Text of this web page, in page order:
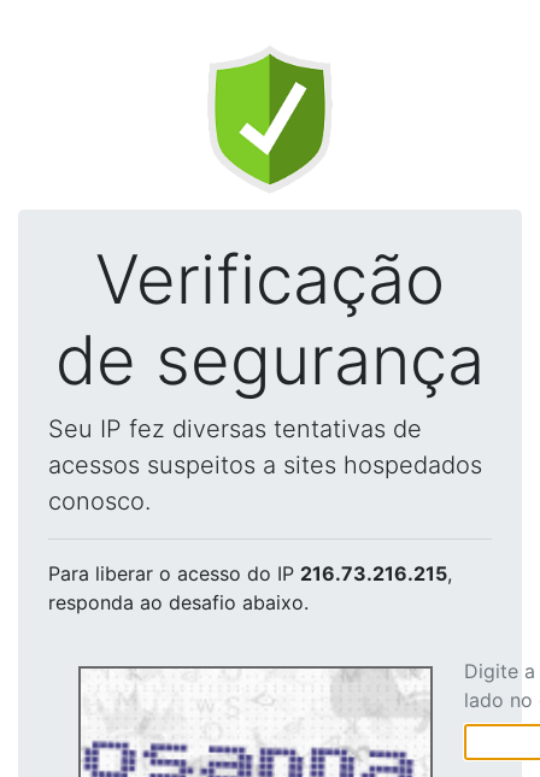
Verificação
de segurança
Seu IP fez diversas tentativas de
acessos suspeitos a sites hospedados
conosco.
Para liberar o acesso do IP 216.73.216.215,
responda ao desafio abaixo.
Digite
lado no